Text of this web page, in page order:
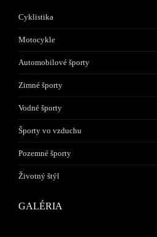
Cyklistika
Motocykle
Automobilové športy
Zimné športy
Vodné športy
Športy vo vzduchu
Pozemné športy
Životný štýl
GALÉRIA